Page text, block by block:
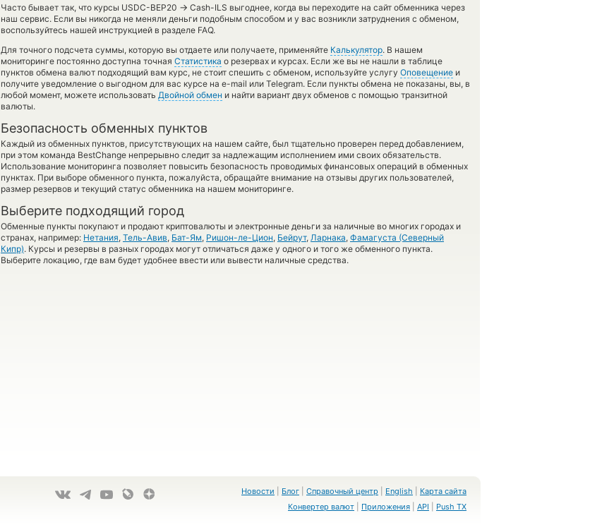
Часто бывает так, что курсы USDC-BEP20 → Cash-ILS выгоднее, когда вы переходите на сайт обменника через
наш сервис. Если вы никогда не меняли деньги подобным способом и у вас возникли затруднения с обменом,
воспользуйтесь нашей инструкцией в разделе FAQ.
Для точного подсчета суммы, которую вы отдаете или получаете, применяйте Калькулятор. В нашем
мониторинге постоянно доступна точная Статистика о резервах и курсах. Если же вы не нашли в таблице
пунктов обмена валют подходящий вам курс, не стоит спешить с обменом, используйте услугу Оповещение и
получите уведомление о выгодном для вас курсе на e-mail или Telegram. Если пункты обмена не показаны, вы, в
любой момент, можете использовать Двойной обмен и найти вариант двух обменов с помощью транзитной
валюты.
Безопасность обменных пунктов
Каждый из обменных пунктов, присутствующих на нашем сайте, был тщательно проверен перед добавлением,
при этом команда BestChange непрерывно следит за надлежащим исполнением ими своих обязательств.
Использование мониторинга позволяет повысить безопасность проводимых финансовых операций в обменных
пунктах. При выборе обменного пункта, пожалуйста, обращайте внимание на отзывы других пользователей,
размер резервов и текущий статус обменника на нашем мониторинге.
Выберите подходящий город
Обменные пункты покупают и продают криптовалюты и электронные деньги за наличные во многих городах и
странах, например: Нетания, Тель-Авив, Бат-Ям, Ришон-ле-Цион, Бейрут, Ларнака, Фамагуста (Северный
Кипр). Курсы и резервы в разных городах могут отличаться даже у одного и того же обменного пункта.
Выберите локацию, где вам будет удобнее ввести или вывести наличные средства.
Новости Блог Справочный центр English
Карта сайта
Конвертер валют
Приложения API Push TX